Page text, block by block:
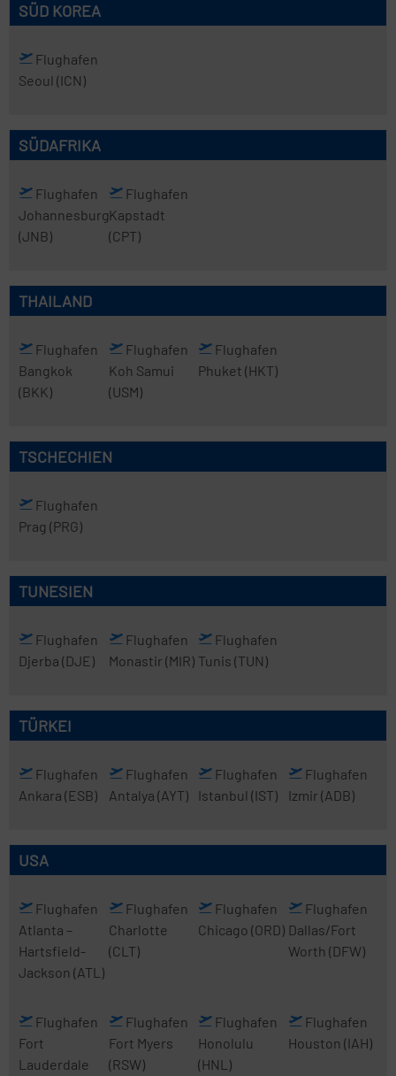
SÜD KOREA
Flughafen
Seoul (ICN)
SÜDAFRIKA
Flughafen
Johannesburg
(JNB)
Flughafen
Kapstadt
(CPT)
THAILAND
Flughafen
Bangkok
(BKK)
Flughafen
Koh Samui
(USM)
Flughafen
Phuket (HKT)
TSCHECHIEN
Flughafen
Prag (PRG)
TUNESIEN
Flughafen
Djerba (DJE)
Flughafen
Monastir (MIR)
Flughafen
Tunis (TUN)
TÜRKEI
Flughafen
Ankara (ESB)
Flughafen
Antalya (AYT)
Flughafen
Istanbul (IST)
Flughafen
Izmir (ADB)
USA
Flughafen
Atlanta –
Hartsfield-
Jackson (ATL)
Flughafen
Charlotte
(CLT)
Flughafen
Chicago (ORD)
Flughafen
Dallas/Fort
Worth (DFW)
Flughafen
Fort
Lauderdale
Flughafen
Fort Myers
(RSW)
Flughafen
Honolulu
(HNL)
Flughafen
Houston (IAH)